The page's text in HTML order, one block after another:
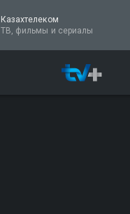
Казахтелеком
ТВ, фильмы и сериалы